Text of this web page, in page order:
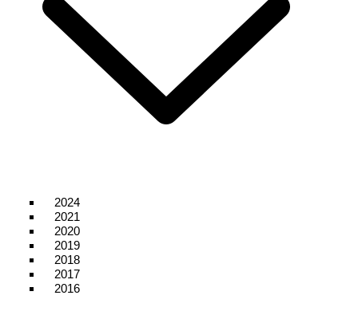
2024
2021
2020
2019
2018
2017
2016